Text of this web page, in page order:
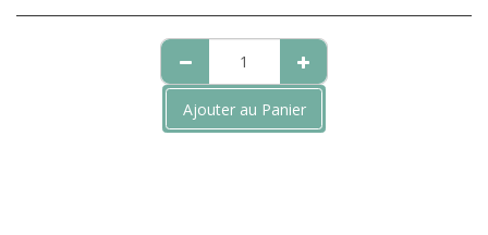
Ajouter au Panier